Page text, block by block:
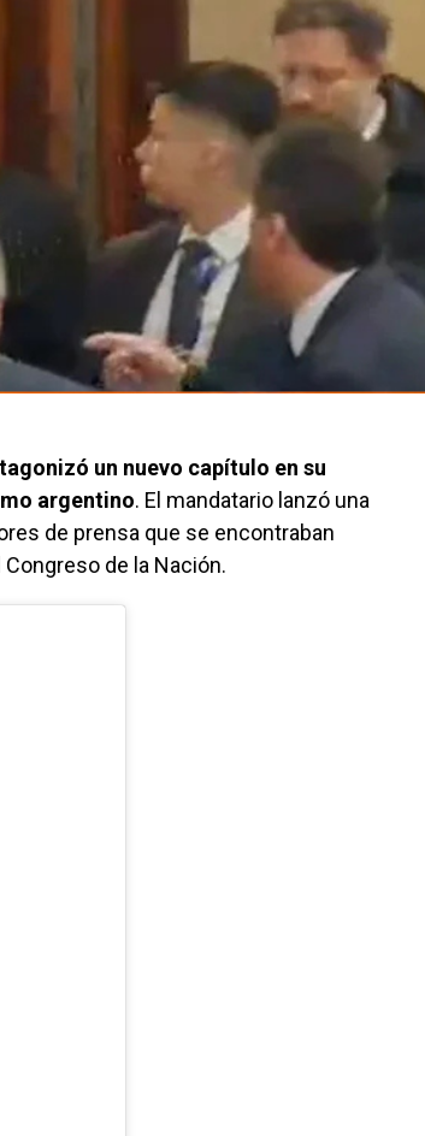
un nuevo capítulo en su
argentino. El mandatario lanzó una
de prensa que se encontraban
de la Nación.